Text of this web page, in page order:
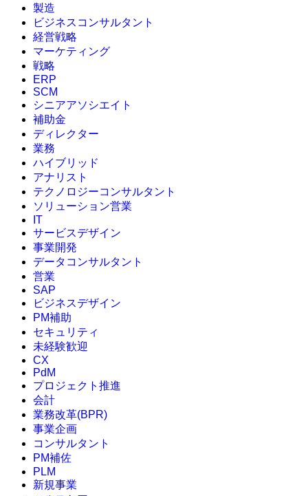
製造
ビジネスコンサルタント
経営戦略
マーケティング
戦略
ERP
SCM
シニアアソシエイト
補助金
ディレクター
業務
ハイブリッド
アナリスト
テクノロジーコンサルタント
ソリューション営業
IT
サービスデザイン
事業開発
データコンサルタント
営業
SAP
ビジネスデザイン
PM補助
セキュリティ
未経験歓迎
CX
PdM
プロジェクト推進
会計
業務改革(BPR)
事業企画
コンサルタント
PM補佐
PLM
新規事業